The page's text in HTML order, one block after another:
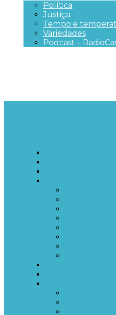
Política
Justiça
Tempo e
Variedades
Podcast –